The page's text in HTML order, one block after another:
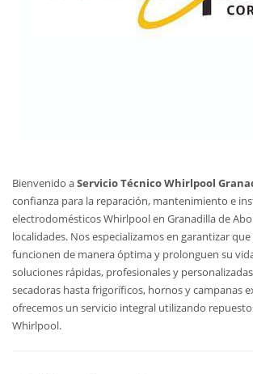
Bienvenido aServicio Técnico Whirlpool
confianza para la reparación, mantenimiento e
electrodomésticos Whirlpool en Granadilla de
localidades. Nos especializamos en garantizar
funcionen de manera óptima y prolonguen su
soluciones rápidas, profesionales y
secadoras hasta frigoríficos, hornos y campanas
ofrecemos un servicio integral utilizando
Whirlpool.